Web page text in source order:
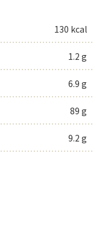
130 kcal
1.2 g
6.9 g
89 g
9.2 g